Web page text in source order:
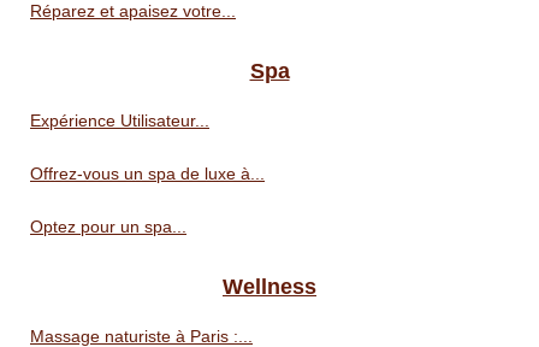
Réparez et apaisez votre...
Spa
Expérience Utilisateur...
Offrez-vous un spa de luxe à...
Optez pour un spa...
Wellness
Massage naturiste à Paris :...